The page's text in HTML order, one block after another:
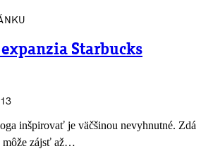
Starbucks
inšpirovať je väčšinou nevyhnutné. Zdá
môže zájsť až…